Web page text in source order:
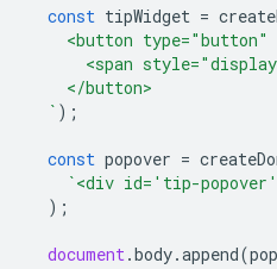
const tipWidget =
<button
<span
    </button>
  `
);
const popover =
`<div id='tip-
);
document.body.append(